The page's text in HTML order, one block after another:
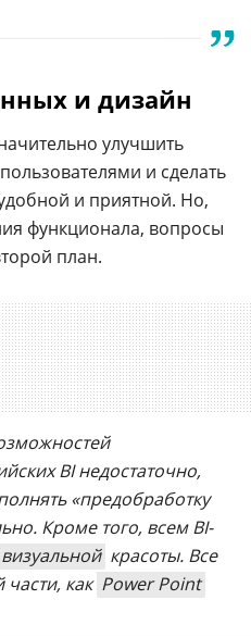
и дизайн
улучшить
и сделать
и приятной. Но,
функционала, вопросы
план.
BI недостаточно,
«предобработку
Кроме того, всем BI-
визуальной красоты. Все
как Power Point